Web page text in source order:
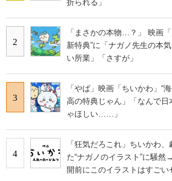
折られる」
2
「まさかの本物…？」 映画
新特典”に「ナガノ先生の本
い所業」「さすが」
3
「やば」映画「ちいかわ」“
高の特典じゃん」「なんで
ゃほしい……」
4
「狂気だろこれ」ちいかわ
た“ナガノのイラスト”に騒
開前にこのイラストはすごい